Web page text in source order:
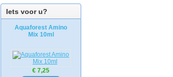
Iets voor u?
Aquaforest Amino
Mix 10ml
€ 7,25